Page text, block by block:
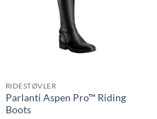
RIDESTØVLER
Parlanti Aspen Pro™ Riding
Boots